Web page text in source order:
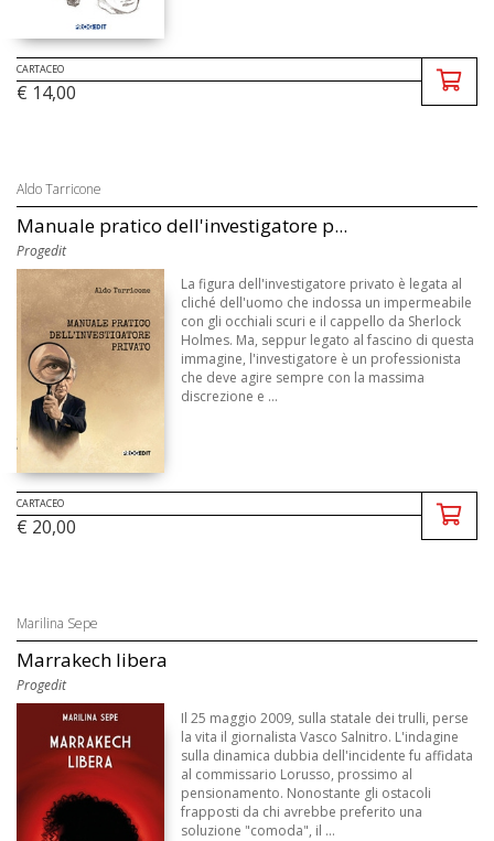
CARTACEO
€ 14,00
Aldo Tarricone
Manuale pratico dell'investigatore p...
Progedit
La figura dell'investigatore privato è legata al
cliché dell'uomo che indossa un impermeabile
con gli occhiali scuri e il cappello da Sherlock
Holmes. Ma, seppur legato al fascino di questa
immagine, l'investigatore è un professionista
che deve agire sempre con la massima
discrezione e ...
CARTACEO
€ 20,00
Marilina Sepe
Marrakech libera
Progedit
Il 25 maggio 2009, sulla statale dei trulli, perse
la vita il giornalista Vasco Salnitro. L'indagine
sulla dinamica dubbia dell'incidente fu affidata
al commissario Lorusso, prossimo al
pensionamento. Nonostante gli ostacoli
frapposti da chi avrebbe preferito una
soluzione "comoda", il ...